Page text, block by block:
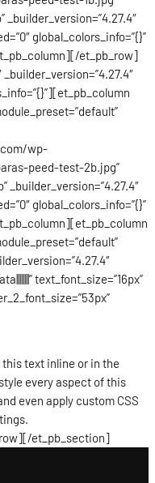
_builder_version=”4.27.4″
global_colors_info=”{}”
et_pb_row]
wp-
peed-test-2b.jpg”
_builder_version=”4.27.4″
global_colors_info=”{}”
text_font_size=”16px”
text inline or in the
every aspect of this
even apply custom CSS
et_pb_section]